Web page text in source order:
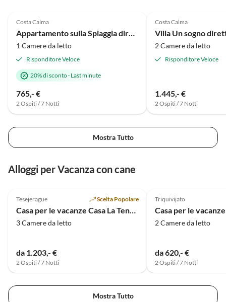
Costa Calma
Appartamento sulla Spiaggia direttamente sul mare - Vacanza sotto le palme
1 Camere da letto
Risponditore Veloce
20% di sconto· Last minute
765,- €
2 Ospiti / 7 Notti
Costa Calma
2 Camere da letto
Risponditore Veloce
1.445,- €
2 Ospiti / 7 Notti
Mostra Tutto
Alloggi per Vacanza con cane
Tesejerague Scelta Popolare
3 Camere da letto
da 1.203,- €
2 Ospiti / 7 Notti
Triquivijato
Casa per le
2 Camere da letto
da 620,- €
2 Ospiti / 7 Notti
Mostra Tutto